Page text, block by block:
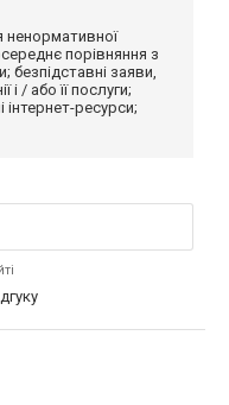
ненормативної
порівняння з
заяви,
/ або її послуги;
ресурси;